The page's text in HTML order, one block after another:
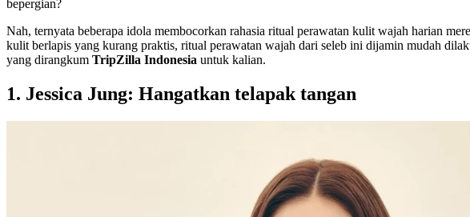
bepergian?
Nah, ternyata beberapa idola membocorkan rahasia ritual perawatan kulit wajah harian
kulit berlapis yang kurang praktis, ritual perawatan wajah dari seleb ini dijamin mudah
yang dirangkum TripZilla Indonesia untuk kalian.
1. Jessica Jung: Hangatkan telapak tangan